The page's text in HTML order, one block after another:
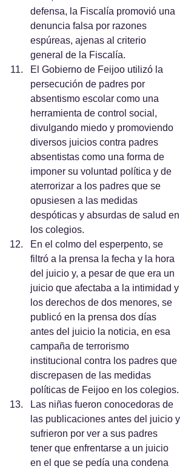
defensa, la Fiscalía promovió una
denuncia falsa por razones
espúreas, ajenas al criterio
general de la Fiscalía.
El Gobierno de Feijoo utilizó la
persecución de padres por
absentismo escolar como una
herramienta de control social,
divulgando miedo y promoviendo
diversos juicios contra padres
absentistas como una forma de
imponer su voluntad política y de
aterrorizar a los padres que se
opusiesen a las medidas
despóticas y absurdas de salud en
los colegios.
En el colmo del esperpento, se
filtró a la prensa la fecha y la hora
del juicio y, a pesar de que era un
juicio que afectaba a la intimidad y
los derechos de dos menores, se
publicó en la prensa dos días
antes del juicio la noticia, en esa
campaña de terrorismo
institucional contra los padres que
discrepasen de las medidas
políticas de Feijoo en los colegios.
Las niñas fueron conocedoras de
las publicaciones antes del juicio y
sufrieron por ver a sus padres
tener que enfrentarse a un juicio
en el que se pedía una condena